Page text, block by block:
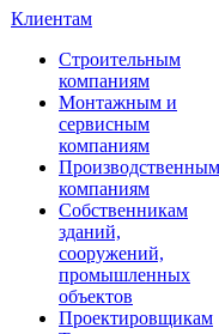
Клиентам
Строительным
компаниям
Монтажным и
сервисным
компаниям
Производственным
компаниям
Собственникам
зданий,
сооружений,
промышленных
объектов
Проектировщикам